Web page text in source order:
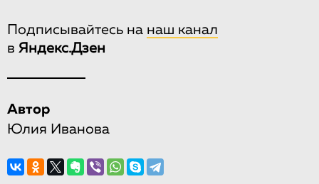
Подписывайтесь на наш канал
в Яндекс.Дзен
Автор
Юлия Иванова